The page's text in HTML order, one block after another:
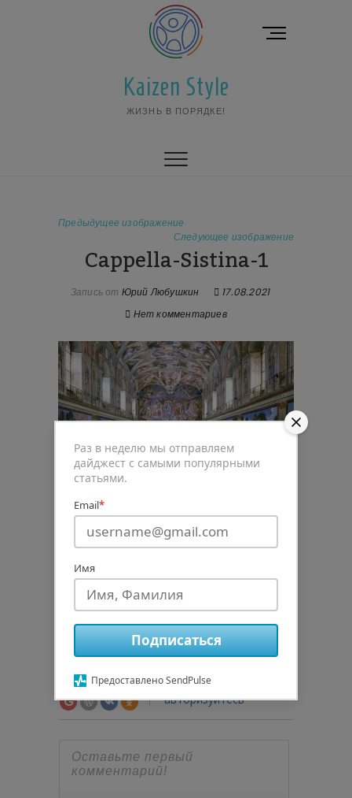
Kaizen Style
ЖИЗНЬ В ПОРЯДКЕ!
К
Предыдущее изображение
Следующее изображение
Cappella-Sistina-1
Запись от Юрий Любушкин
17.08.2021
Нет комментариев
Рейтинг статьи
Подписаться
авторизуйтесь
Раз в неделю мы отправляем
дайджест с самыми популярными
статьями.
Email*
Имя
Подписаться
Предоставлено SendPulse